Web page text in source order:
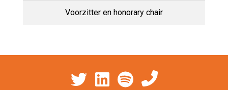
Voorzitter en honorary chair